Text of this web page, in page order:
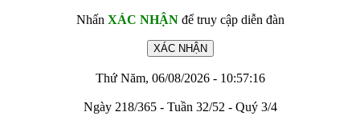
Nhấn XÁC NHẬNđể truy cập diễn đàn
Thứ Năm, 06/08/2026 - 10:57:16
Ngày 218/365 - Tuần 32/52 - Quý 3/4